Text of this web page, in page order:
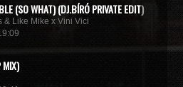
(SO WHAT) (DJ.BÍRÓ PRIVATE EDIT)
& Like Mike x Vini Vici
MIX)